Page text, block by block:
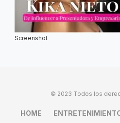
Screenshot
© 2023 Todos los
HOME